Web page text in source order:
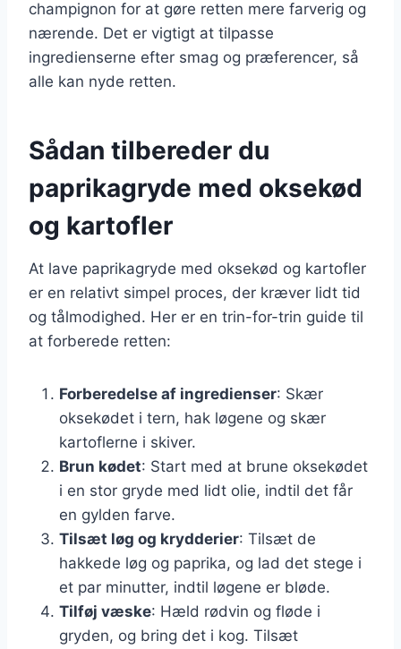
champignon for at gøre retten mere farverig og
nærende. Det er vigtigt at tilpasse
ingredienserne efter smag og præferencer, så
alle kan nyde retten.
Sådan tilbereder du
paprikagryde med oksekød
og kartofler
At lave paprikagryde med oksekød og kartofler
er en relativt simpel proces, der kræver lidt tid
og tålmodighed. Her er en trin-for-trin guide til
at forberede retten:
Forberedelse af ingredienser: Skær
oksekødet i tern, hak løgene og skær
kartoflerne i skiver.
Brun kødet: Start med at brune oksekødet
i en stor gryde med lidt olie, indtil det får
en gylden farve.
Tilsæt løg og krydderier: Tilsæt de
hakkede løg og paprika, og lad det stege i
et par minutter, indtil løgene er bløde.
Tilføj væske: Hæld rødvin og fløde i
gryden, og bring det i kog. Tilsæt